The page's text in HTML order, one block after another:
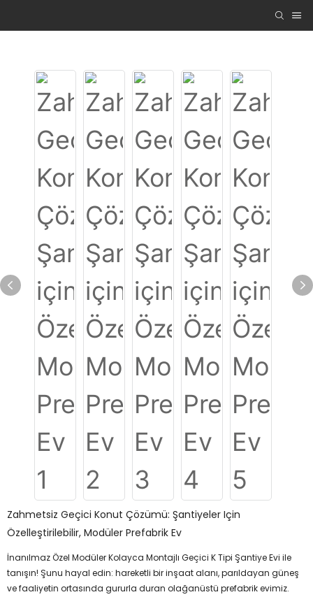
Zahmetsiz Geçici Konut Çözümü: Şantiyeler Için
Özelleştirilebilir, Modüler Prefabrik Ev
İnanılmaz Özel Modüler Kolayca Montajlı Geçici K Tipi Şantiye Evi ile
tanışın! Şunu hayal edin: hareketli bir inşaat alanı, parıldayan güneş
ve faaliyetin ortasında gururla duran olağanüstü prefabrik evimiz.